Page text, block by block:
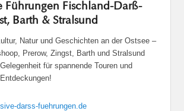
Führungen Fischland-Darß-
Barth & Stralsund
Natur und Geschichten an der Ostsee –
Prerow, Zingst, Barth und Stralsund
für spannende Touren und
darss-fuehrungen.de